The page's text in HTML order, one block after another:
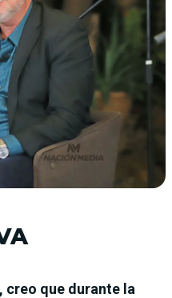
creo que durante la